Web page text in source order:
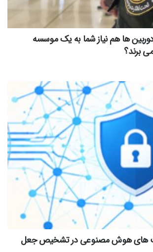
ها هم نیاز شما به یک موسسه
برند؟
های هوش مصنوعی در تشخیص جعل